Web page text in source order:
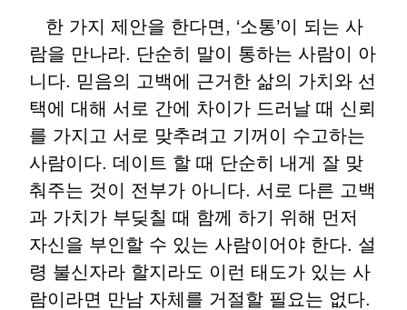
한 가지 제안을 한다면, ‘소통’이 되는 사
람을 만나라. 단순히 말이 통하는 사람이 아
니다. 믿음의 고백에 근거한 삶의 가치와 선
택에 대해 서로 간에 차이가 드러날 때 신뢰
를 가지고 서로 맞추려고 기꺼이 수고하는
사람이다. 데이트 할 때 단순히 내게 잘 맞
춰주는 것이 전부가 아니다. 서로 다른 고백
과 가치가 부딪칠 때 함께 하기 위해 먼저
자신을 부인할 수 있는 사람이어야 한다. 설
령 불신자라 할지라도 이런 태도가 있는 사
람이라면 만남 자체를 거절할 필요는 없다.